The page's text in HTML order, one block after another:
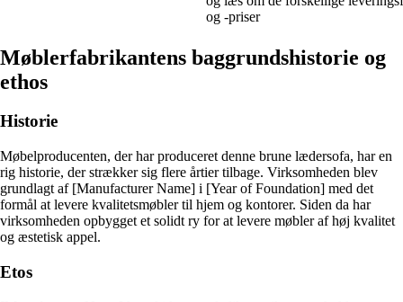
og -priser
Møblerfabrikantens baggrundshistorie og
ethos
Historie
Møbelproducenten, der har produceret denne brune lædersofa, har en
rig historie, der strækker sig flere årtier tilbage. Virksomheden blev
grundlagt af [Manufacturer Name] i [Year of Foundation] med det
formål at levere kvalitetsmøbler til hjem og kontorer. Siden da har
virksomheden opbygget et solidt ry for at levere møbler af høj kvalitet
og æstetisk appel.
Etos